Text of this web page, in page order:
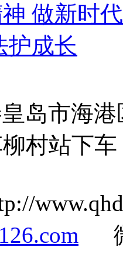
做新时
护成长
皇岛市海
柳村站下
微